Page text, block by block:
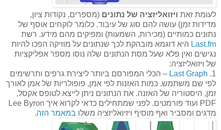
לעומת זאת ויזואליזציה של נתונים (מספרים, נקודות ציון,
מדידות זמן) עושה להם סוג של עיבוד. כלומר לוקחים אוסף של
נתונים כמותיים (מכירות, השמעות) ומפיקים מהם מידע. רשת
Last.fm היא דוגמא מובהקת לכך שנתונים על מוזיקה הפכו להיות
נגישים ואין פלא שעל מסת הנתונים שלה נוסו מספר אפליקציות
של ויזואליזציה:
1.
Last Graph – הכלי המפורסם ביותר ליצירת גרפים ותרשימים
לפי שם משתמש. כמות האזנות לפי אמן, פופולריות של אמן לאורך
זמן, היסטוריה של האזנה. את הנתונים ניתן לייצא לטופס אקסל,
PDF ועוד פורמטים. לפני שמתחילים כדאי לקרוא איך Lee Byron
מדגים ומסביר ואף מוסיף ויזיואליזציה משלו במאמר הזה.